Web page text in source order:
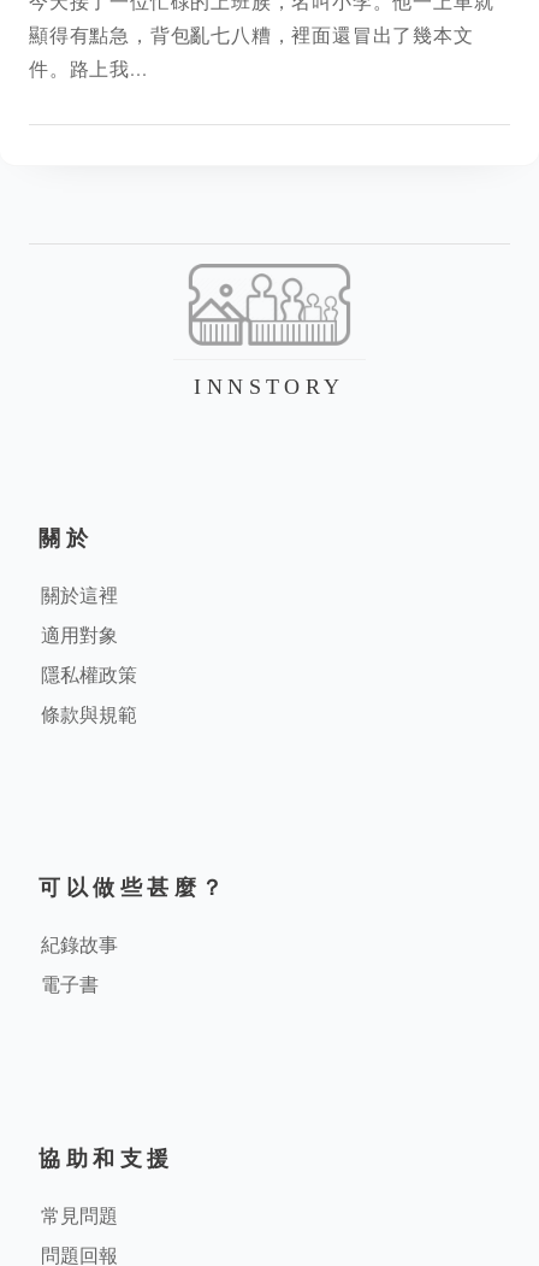
顯得有點急，背包亂七八糟，裡面還冒出了幾本文
件。路上我...
INNSTORY
關於
關於這裡
適用對象
隱私權政策
條款與規範
可以做些甚麼？
紀錄故事
電子書
協助和支援
常見問題
問題回報